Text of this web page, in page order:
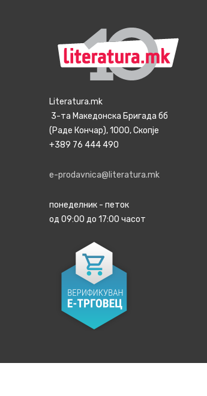
Literatura.mk
3-та Македонска Бригада бб
(Раде Кончар), 1000, Скопје
+389 76 444 490
e-prodavnica@literatura.mk
понеделник - петок
од 09:00 до 17:00 часот